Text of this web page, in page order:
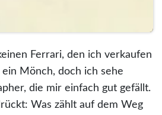
Ferrari, den ich verkaufen
Mönch, doch ich sehe
die mir einfach gut gefällt.
Was zählt auf dem Weg